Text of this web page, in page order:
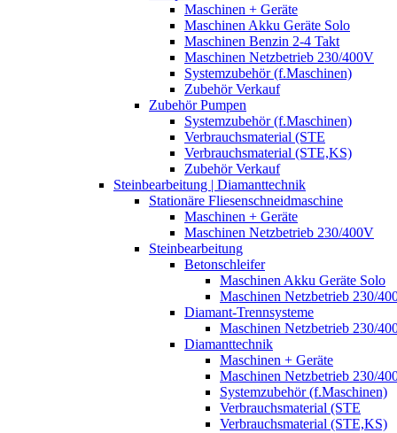
Maschinen + Geräte
Maschinen Akku Geräte Solo
Maschinen Benzin 2-4 Takt
Maschinen Netzbetrieb 230/400V
Systemzubehör (f.Maschinen)
Zubehör Verkauf
Zubehör Pumpen
Systemzubehör (f.Maschinen)
Verbrauchsmaterial (STE
Verbrauchsmaterial (STE,KS)
Zubehör Verkauf
Steinbearbeitung | Diamanttechnik
Stationäre Fliesenschneidmaschine
Maschinen + Geräte
Maschinen Netzbetrieb 230/400V
Steinbearbeitung
Betonschleifer
Maschinen Akku Geräte Solo
Maschinen Netzbetrieb 230/
Diamant-Trennsysteme
Maschinen Netzbetrieb 230/
Diamanttechnik
Maschinen + Geräte
Maschinen Netzbetrieb 230/
Systemzubehör (f.Maschinen)
Verbrauchsmaterial (STE
Verbrauchsmaterial (STE,KS)